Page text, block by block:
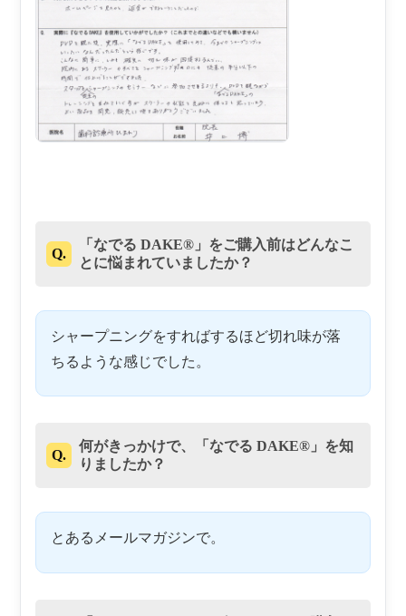
Q.
「なでる DAKE®」をご購入前はどんなこ
とに悩まれていましたか？
シャープニングをすればするほど切れ味が落
ちるような感じでした。
Q.
何がきっかけで、「なでる DAKE®」を知
りましたか？
とあるメールマガジンで。